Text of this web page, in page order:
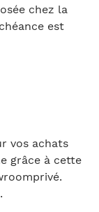
chez la
est
vos achats
grâce à cette